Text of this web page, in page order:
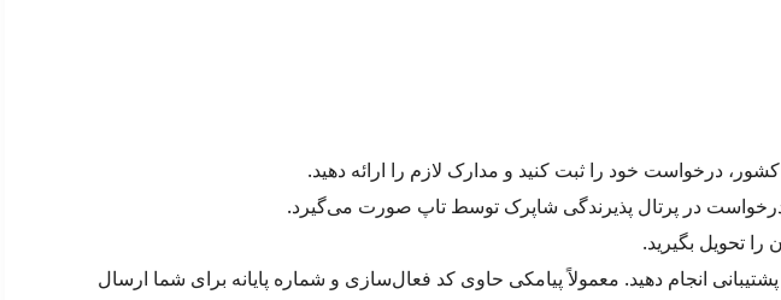
درخواست خود را ثبت کنید و مدارک لازم را ارائه دهید.
در پرتال پذیرندگی شاپرک توسط تاپ صورت می‌گیرد.
تحویل بگیرید.
انجام دهید. معمولاً پیامکی حاوی کد فعال‌سازی و شماره پایانه برای شما ارسال